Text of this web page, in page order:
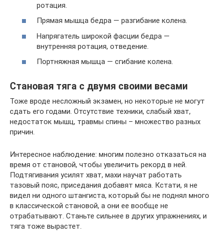
ротация.
Прямая мышца бедра — разгибание колена.
Напрягатель широкой фасции бедра —
внутренняя ротация, отведение.
Портняжная мышца — сгибание колена.
Становая тяга с двумя своими весами
Тоже вроде несложный экзамен, но некоторые не могут
сдать его годами. Отсутствие техники, слабый хват,
недостаток мышц, травмы спины – множество разных
причин.
Интересное наблюдение: многим полезно отказаться на
время от становой, чтобы увеличить рекорд в ней.
Подтягивания усилят хват, махи научат работать
тазовый пояс, приседания добавят мяса. Кстати, я не
видел ни одного штангиста, который бы не поднял много
в классической становой, а они ее вообще не
отрабатывают. Станьте сильнее в других упражнениях, и
тяга тоже вырастет.